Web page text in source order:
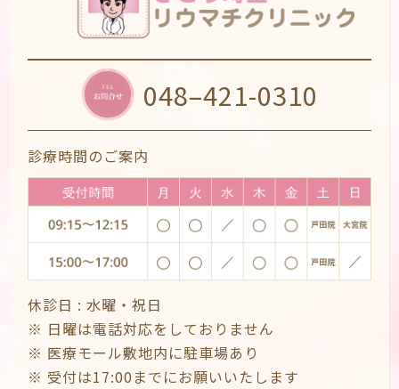
048–421-0310
診療時間のご案内
休診日 : 水曜・祝日
※ 日曜は電話対応をしておりません
※ 医療モール敷地内に駐車場あり
※ 受付は17:00までにお願いいたします